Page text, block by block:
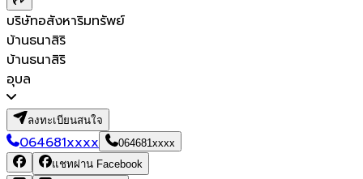
บริษัทอสังหาริมทรัพย์
บ้านธนาสิริ
บ้านธนาสิริ
อุบล
ลงทะเบียนสนใจ
064681xxxx
064681xxxx
แชทผ่าน Facebook